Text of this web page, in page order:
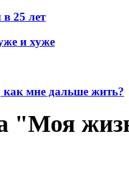
в 25 лет
и хуже
мне дальше жить?
"Моя